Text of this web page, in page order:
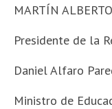
MARTÍN
Presidente de la
Daniel Alfaro
Ministro de